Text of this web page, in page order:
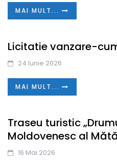
MAI MULT...
Licitatie vanzare-
24 Iunie 2026
MAI MULT...
Traseu turistic
Moldovenesc al
16 Mai 2026